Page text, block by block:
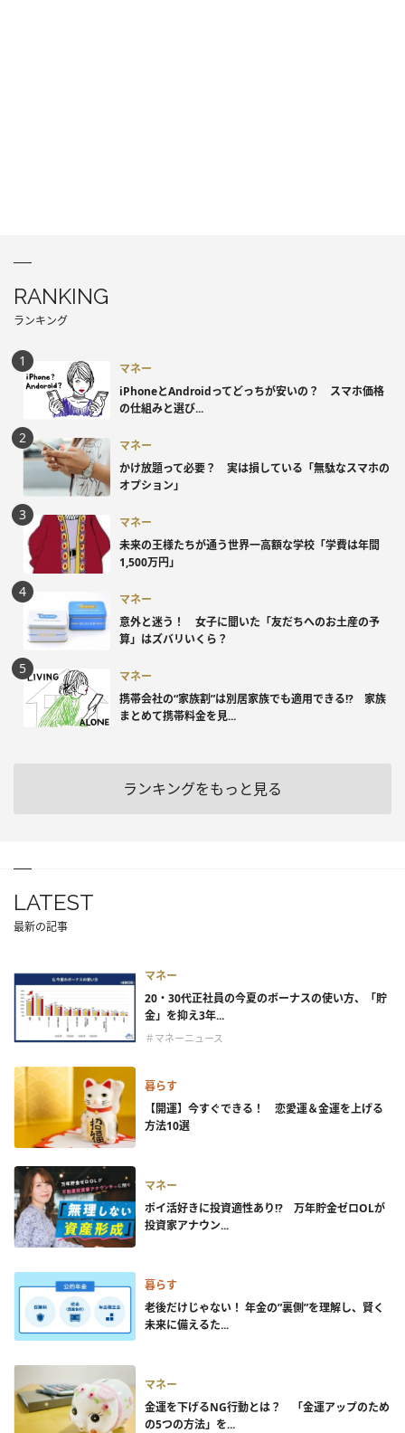
RANKING
ランキング
マネー
iPhoneとAndroidってどっちが安いの？ スマホ価格
の仕組みと選び...
マネー
かけ放題って必要？ 実は損している「無駄なスマホの
オプション」
マネー
未来の王様たちが通う世界一高額な学校「学費は年間
1,500万円」
マネー
意外と迷う！ 女子に聞いた「友だちへのお土産の予
算」はズバリいくら？
マネー
携帯会社の“家族割”は別居家族でも適用できる!? 家族
まとめて携帯料金を見...
ランキングをもっと見る
LATEST
最新の記事
マネー
20・30代正社員の今夏のボーナスの使い方、「貯
金」を抑え3年...
＃マネーニュース
暮らす
【開運】今すぐできる！ 恋愛運＆金運を上げる
方法10選
マネー
ポイ活好きに投資適性あり!? 万年貯金ゼロOLが
投資家アナウン...
暮らす
老後だけじゃない！ 年金の”裏側”を理解し、賢く
未来に備えるた...
マネー
金運を下げるNG行動とは？ 「金運アップのため
の5つの方法」を...